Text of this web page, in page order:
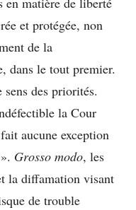
et protégée, non
de la
dans le tout premier.
des priorités.
la Cour
aucune exception
Grosso modo, les
la diffamation visant
de trouble